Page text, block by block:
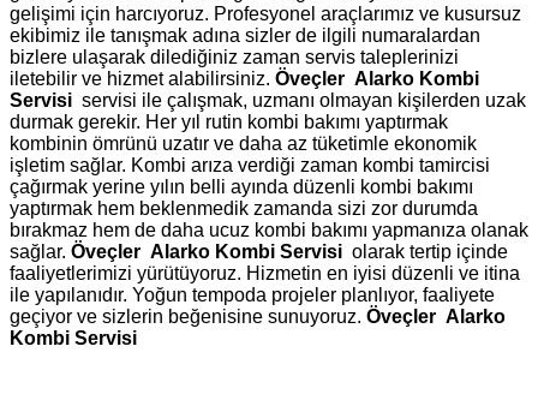
gelişimi için harcıyoruz. Profesyonel araçlarımız ve kusursuz
ekibimiz ile tanışmak adına sizler de ilgili numaralardan
bizlere ulaşarak dilediğiniz zaman servis taleplerinizi
iletebilir ve hizmet alabilirsiniz. Öveçler Alarko Kombi
Servisi servisi ile çalışmak, uzmanı olmayan kişilerden uzak
durmak gerekir. Her yıl rutin kombi bakımı yaptırmak
kombinin ömrünü uzatır ve daha az tüketimle ekonomik
işletim sağlar. Kombi arıza verdiği zaman kombi tamircisi
çağırmak yerine yılın belli ayında düzenli kombi bakımı
yaptırmak hem beklenmedik zamanda sizi zor durumda
bırakmaz hem de daha ucuz kombi bakımı yapmanıza olanak
sağlar. Öveçler Alarko Kombi Servisi olarak tertip içinde
faaliyetlerimizi yürütüyoruz. Hizmetin en iyisi düzenli ve itina
ile yapılanıdır. Yoğun tempoda projeler planlıyor, faaliyete
geçiyor ve sizlerin beğenisine sunuyoruz. Öveçler Alarko
Kombi Servisi